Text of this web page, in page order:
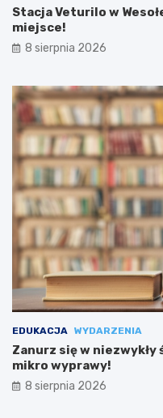
Stacja Veturilo w
miejsce!
8 sierpnia 2026
EDUKACJA WYDARZENIA
Zanurz się w
mikro wyprawy!
8 sierpnia 2026